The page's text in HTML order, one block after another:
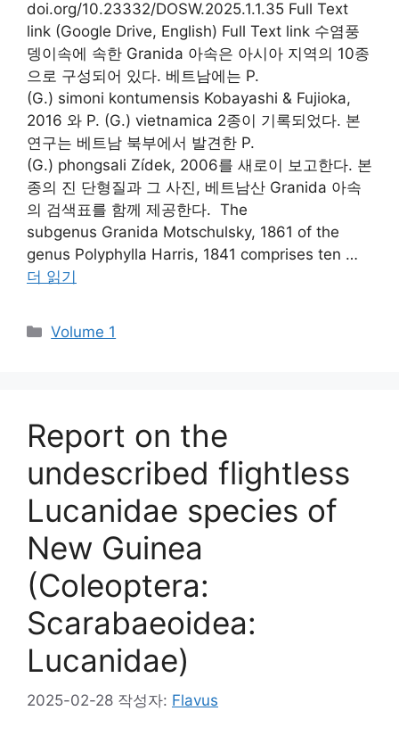
doi.org/10.23332/DOSW.2025.1.1.35 Full Text
link (Google Drive, English) Full Text link 수염풍
뎅이속에 속한 Granida 아속은 아시아 지역의 10종
으로 구성되어 있다. 베트남에는 P.
(G.) simoni kontumensis Kobayashi & Fujioka,
2016 와 P. (G.) vietnamica 2종이 기록되었다. 본
연구는 베트남 북부에서 발견한 P.
(G.) phongsali Zídek, 2006를 새로이 보고한다. 본
종의 진 단형질과 그 사진, 베트남산 Granida 아속
의 검색표를 함께 제공한다. The
subgenus Granida Motschulsky, 1861 of the
genus Polyphylla Harris, 1841 comprises ten …
더 읽기
카
Volume 1
Report on the
undescribed flightless
Lucanidae species of
New Guinea
(Coleoptera:
Scarabaeoidea:
Lucanidae)
2025-02-28 작성자: Flavus